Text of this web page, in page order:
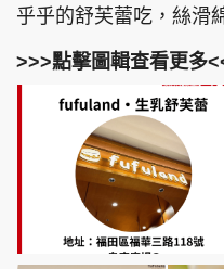
乎乎的舒芙蕾吃，絲滑
>>>點擊圖輯查看更多